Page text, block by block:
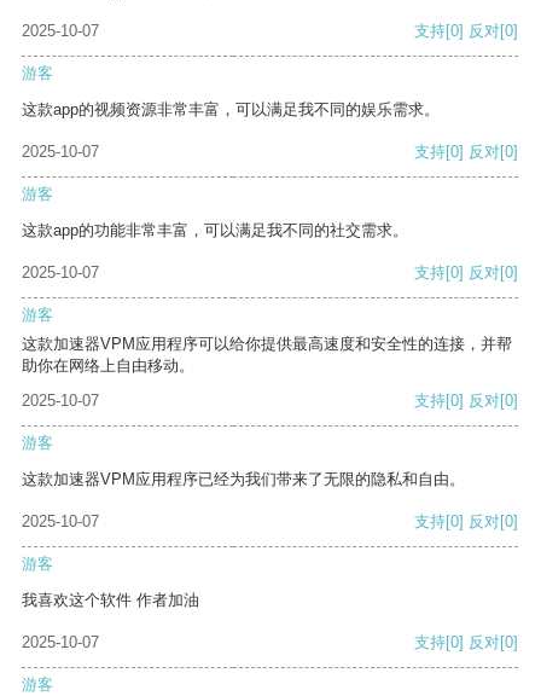
2025-10-07 支持[0] 反对[0]
游客
这款app的视频资源非常丰富，可以满足我不同的娱乐需求。
2025-10-07 支持[0] 反对[0]
游客
这款app的功能非常丰富，可以满足我不同的社交需求。
2025-10-07 支持[0] 反对[0]
游客
这款加速器VPM应用程序可以给你提供最高速度和安全性的连接，并帮
助你在网络上自由移动。
2025-10-07
支持[0] 反对[0]
游客
这款加速器VPM应用程序已经为我们带来了无限的隐私和自由。
2025-10-07 支持[0] 反对[0]
游客
我喜欢这个软件 作者加油
2025-10-07 支持[0] 反对[0]
游客